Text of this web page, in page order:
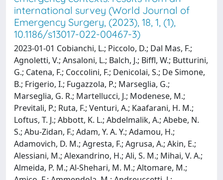
international survey (World Journal of
Emergency Surgery, (2023), 18, 1, (1),
10.1186/s13017-022-00467-3)
2023-01-01 Cobianchi, L.; Piccolo, D.; Dal Mas, F.;
Agnoletti, V.; Ansaloni, L.; Balch, J.; Biffl, W.; Butturini,
G.; Catena, F.; Coccolini, F.; Denicolai, S.; De Simone,
B.; Frigerio, I.; Fugazzola, P.; Marseglia, G.;
Marseglia, G. R.; Martellucci, J.; Modenese, M.;
Previtali, P.; Ruta, F.; Venturi, A.; Kaafarani, H. M.;
Loftus, T. J.; Abbott, K. L.; Abdelmalik, A.; Abebe, N.
S.; Abu-Zidan, F.; Adam, Y. A. Y.; Adamou, H.;
Adamovich, D. M.; Agresta, F.; Agrusa, A.; Akin, E.;
Alessiani, M.; Alexandrino, H.; Ali, S. M.; Mihai, V. A.;
Almeida, P. M.; Al-Shehari, M. M.; Altomare, M.;